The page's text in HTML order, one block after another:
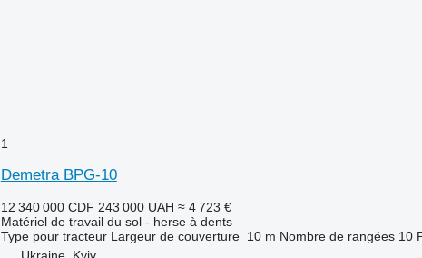
1
Demetra BPG-10
12 340 000 CDF 243 000 UAH ≈ 4 723 €
Matériel de travail du sol - herse à dents
Type pour tracteur Largeur de couverture 10 m Nombre de rangées 10